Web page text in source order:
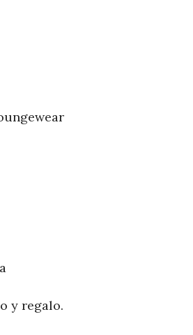
y regalo.